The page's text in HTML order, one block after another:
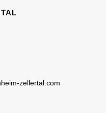
zellertal.com